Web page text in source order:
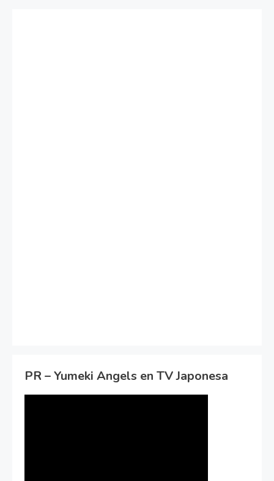
PR – Yumeki Angels en TV Japonesa